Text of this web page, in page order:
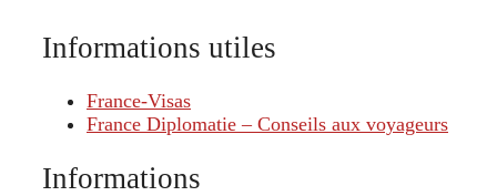
Informations utiles
France-Visas
France Diplomatie – Conseils aux voyageurs
Informations